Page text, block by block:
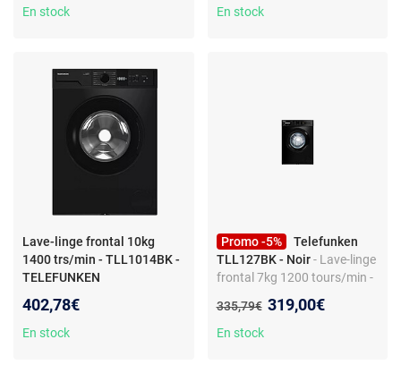
programmes - Affichage du
En stock En stock
Lave-linge frontal 10kg
1400 trs/min - TLL1014BK -
TELEFUNKEN
402,78€
En stock
Promo -5%
Telefunken
TLL127BK - Noir - Lave-linge
frontal 7kg 1200 tours/min -
Ancien prix :
335,79€ Nouveau prix :
319,00€
En stock